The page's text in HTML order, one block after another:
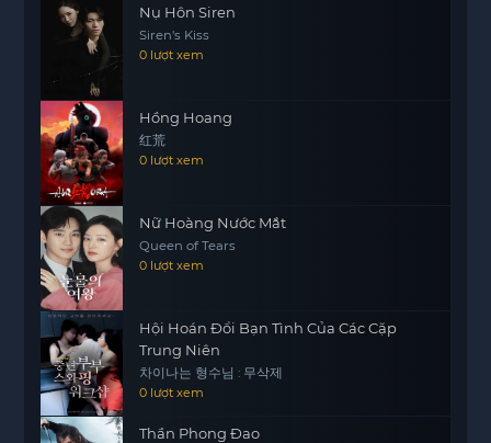
hạnh phúc thực sự.
Nụ Hôn Siren
Siren's Kiss
0 lượt xem
Hồng Hoang
红荒
0 lượt xem
Nữ Hoàng Nước Mắt
Queen of Tears
0 lượt xem
Hội Hoán Đổi Bạn Tình Của Các Cặp
Trung Niên
차이나는 형수님 : 무삭제
0 lượt xem
Thần Phong Đao